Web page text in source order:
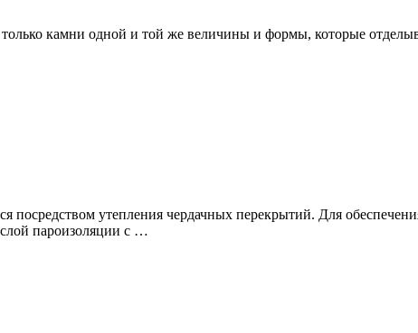
камни одной и той же величины и формы, которые
утепления чердачных перекрытий. Для
пароизоляции с …